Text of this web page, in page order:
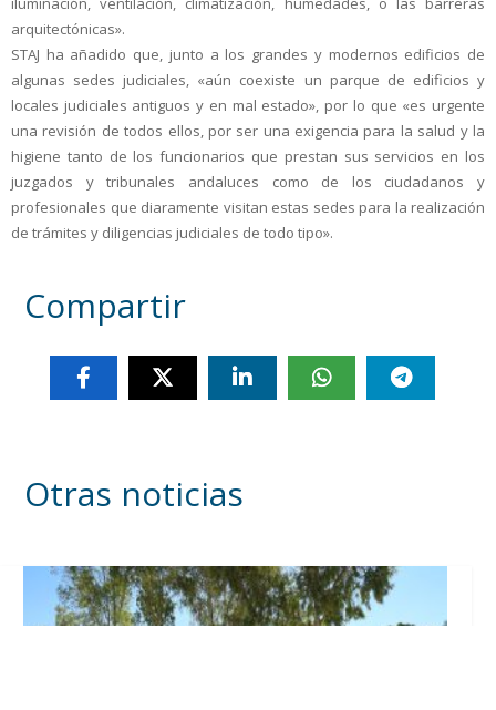
arquitectónicas».
STAJ ha añadido que, junto a los grandes y modernos edificios de
algunas sedes judiciales, «aún coexiste un parque de edificios y
locales judiciales antiguos y en mal estado», por lo que «es urgente
una revisión de todos ellos, por ser una exigencia para la salud y la
higiene tanto de los funcionarios que prestan sus servicios en los
juzgados y tribunales andaluces como de los ciudadanos y
profesionales que diaramente visitan estas sedes para la realización
de trámites y diligencias judiciales de todo tipo».
Compartir
Otras noticias